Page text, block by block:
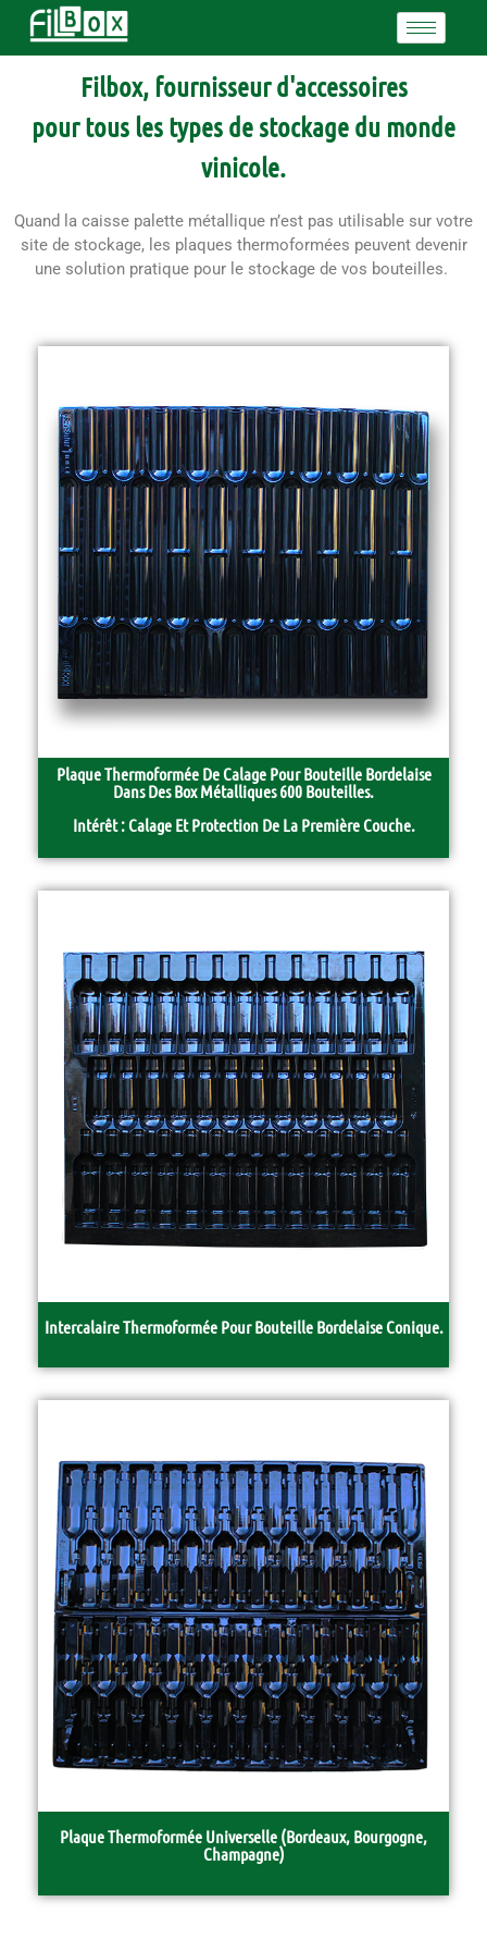
Filbox, fournisseur d'accessoires
pour tous les types de stockage du monde
vinicole.
Quand la caisse palette métallique n’est pas utilisable sur votre
site de stockage, les plaques thermoformées peuvent devenir
une solution pratique pour le stockage de vos bouteilles.
Plaque Thermoformée De Calage Pour Bouteille Bordelaise
Dans Des Box Métalliques 600 Bouteilles.
Intérêt : Calage Et Protection De La Première Couche.
Intercalaire Thermoformée Pour Bouteille Bordelaise Conique.
Plaque Thermoformée Universelle (bordeaux, Bourgogne,
Champagne)